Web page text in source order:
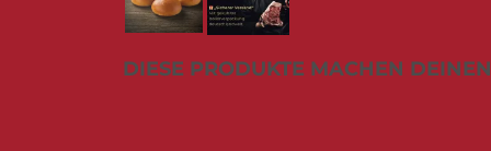
der
Bildergalerie
Anfang
DIESE PRODUKTE MACHEN